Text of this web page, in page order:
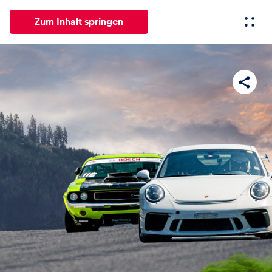
Zum Inhalt springen
News
News
Alle anzeigen
Events
Alle anzeigen